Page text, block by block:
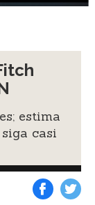
estima
casi